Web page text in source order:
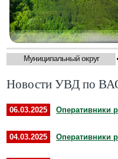
Муниципальный округ
Новости УВД по
06.03.2025 Оперативники
04.03.2025 Оперативники